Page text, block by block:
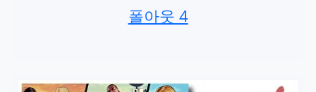
폴아웃 4